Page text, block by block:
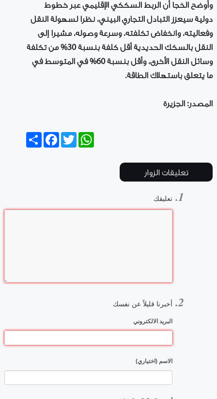
وأوضح الخجا أن الربط السككي الإقليمي عبر خطوط
دولية سيعزز التبادل التجاري البيني، نظرا لسهولة النقل
وفعاليته، وانخفاض تكلفته، وسرعة وصوله، مشيرا إلى
النقل بالسكك الحديدية أقل كلفة بنسبة 30% من تكلفة
وسائل النقل الأخرى، وأقل بنسبة 60% في المتوسط في
ما يتعلق باستهلاك الطاقة.
المصدر: الجزيرة
Share
FacebookTwitter
WhatsApp
تعليقات الزوار
تعليقك
أخبرنا قليلاً عن نفسك
البريد الالكتروني
الاسم (اختياري)